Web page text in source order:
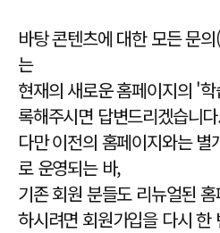
바탕 콘텐츠에 대한 모든 문의
는
현재의 새로운 홈페이지의 '
록해주시면 답변드리겠습니다.
다만 이전의 홈페이지와는
로 운영되는 바,
기존 회원 분들도 리뉴얼된
하시려면 회원가입을 다시 한